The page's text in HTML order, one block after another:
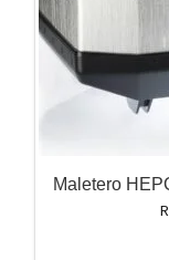
Maletero